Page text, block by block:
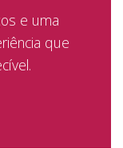
e uma
que